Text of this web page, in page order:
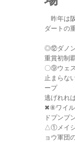
昨年は
ダートの
◎⑫ダノ
重賞初制
〇⑨ウ
止まらな
ープ
逃げれれ
✖⑧ワイ
ドプンプ
△①メイ
ョウ軍団